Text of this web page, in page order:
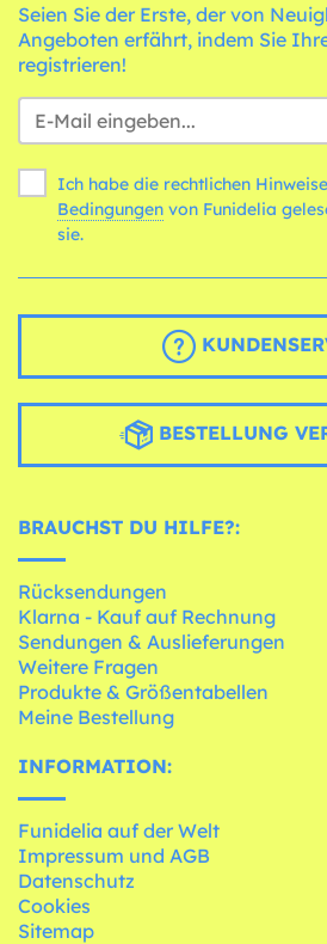
Seien Sie der Erste, der von
Angeboten erfährt, indem Sie
registrieren!
Ich habe die rechtlichen
Bedingungen
sie.
BESTELLUNG
BRAUCHST DU HILFE?:
Rücksendungen
Klarna - Kauf auf Rechnung
Sendungen & Auslieferungen
Weitere Fragen
Produkte & Größentabellen
Meine Bestellung
INFORMATION:
Funidelia auf der Welt
Impressum und AGB
Datenschutz
Cookies
Sitemap